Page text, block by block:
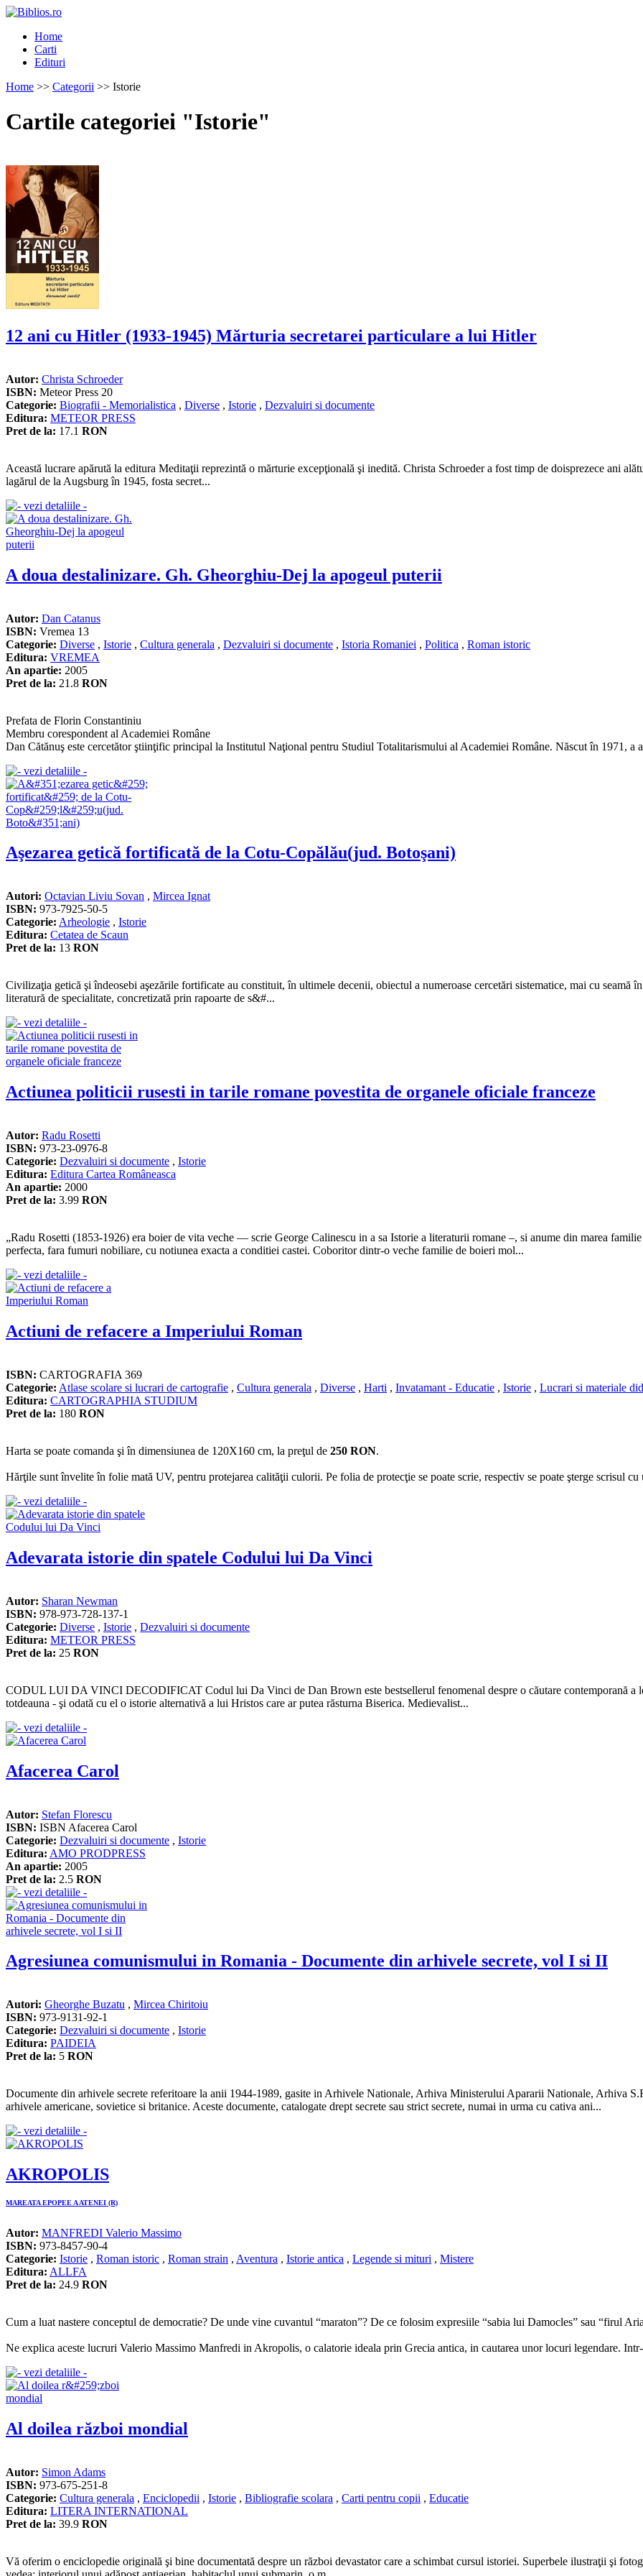
Home
Carti
Edituri
Home >> Categorii >> Istorie
Cartile categoriei "Istorie"
12 ani cu Hitler (1933-1945) Mărturia secretarei particulare a lui Hitler
Autor: Christa Schroeder
ISBN: Meteor Press 20
Categorie: Biografii - Memorialistica , Diverse , Istorie , Dezvaluiri si documente
Editura: METEOR PRESS
Pret de la: 17.1 RON
Această lucrare apărută la editura Meditaţii reprezintă o mărturie excepţională şi inedită. Christa Schroeder a fost timp de doisprezece ani
lagărul de la Augsburg în 1945, fosta secret...
A doua destalinizare. Gh. Gheorghiu-Dej la apogeul puterii
Autor: Dan Catanus
ISBN: Vremea 13
Categorie: Diverse , Istorie , Cultura generala , Dezvaluiri si documente , Istoria Romaniei , Politica , Roman istoric
Editura: VREMEA
An apartie: 2005
Pret de la: 21.8 RON
Prefata de Florin Constantiniu
Membru corespondent al Academiei Române
Dan Cătănuş este cercetător ştiinţific principal la Institutul Naţional pentru Studiul Totalitarismului al Academiei Române. Născut în 1971, a
Aşezarea getică fortificată de la Cotu-Copălău(jud. Botoşani)
Autori: Octavian Liviu Sovan , Mircea Ignat
ISBN: 973-7925-50-5
Categorie: Arheologie , Istorie
Editura: Cetatea de Scaun
Pret de la: 13 RON
Civilizaţia getică şi îndeosebi aşezările fortificate au constituit, în ultimele decenii, obiectul a numeroase cercetări sistematice, mai cu seamă
literatură de specialitate, concretizată prin rapoarte de s&#...
Actiunea politicii rusesti in tarile romane povestita de organele oficiale franceze
Autor: Radu Rosetti
ISBN: 973-23-0976-8
Categorie: Dezvaluiri si documente , Istorie
Editura: Editura Cartea Româneasca
An apartie: 2000
Pret de la: 3.99 RON
„Radu Rosetti (1853-1926) era boier de vita veche — scrie George Calinescu in a sa Istorie a literaturii romane –, si anume din marea
perfecta, fara fumuri nobiliare, cu notiunea exacta a conditiei castei. Coboritor dintr-o veche familie de boieri mol...
Actiuni de refacere a Imperiului Roman
ISBN: CARTOGRAFIA 369
Categorie: Atlase scolare si lucrari de cartografie , Cultura generala , Diverse , Harti , Invatamant - Educatie , Istorie , Lucrari si materiale
Editura: CARTOGRAPHIA STUDIUM
Pret de la: 180 RON
Harta se poate comanda şi în dimensiunea de 120X160 cm, la preţul de 250 RON.
Hărţile sunt învelite în folie mată UV, pentru protejarea calităţii culorii. Pe folia de protecţie se poate scrie, respectiv se poate şterge scrisul
Adevarata istorie din spatele Codului lui Da Vinci
Autor: Sharan Newman
ISBN: 978-973-728-137-1
Categorie: Diverse , Istorie , Dezvaluiri si documente
Editura: METEOR PRESS
Pret de la: 25 RON
CODUL LUI DA VINCI DECODIFICAT Codul lui Da Vinci de Dan Brown este bestsellerul fenomenal despre o căutare contemporană a
totdeauna - şi odată cu el o istorie alternativă a lui Hristos care ar putea răsturna Biserica. Medievalist...
Afacerea Carol
Autor: Stefan Florescu
ISBN: ISBN Afacerea Carol
Categorie: Dezvaluiri si documente , Istorie
Editura: AMO PRODPRESS
An apartie: 2005
Pret de la: 2.5 RON
Agresiunea comunismului in Romania - Documente din arhivele secrete, vol I si II
Autori: Gheorghe Buzatu , Mircea Chiritoiu
ISBN: 973-9131-92-1
Categorie: Dezvaluiri si documente , Istorie
Editura: PAIDEIA
Pret de la: 5 RON
Documente din arhivele secrete referitoare la anii 1944-1989, gasite in Arhivele Nationale, Arhiva Ministerului Apararii Nationale, Arhiva
arhivele americane, sovietice si britanice. Aceste documente, catalogate drept secrete sau strict secrete, numai in urma cu cativa ani...
AKROPOLIS
MAREATA EPOPEE A ATENEI (R)
Autor: MANFREDI Valerio Massimo
ISBN: 973-8457-90-4
Categorie: Istorie , Roman istoric , Roman strain , Aventura , Istorie antica , Legende si mituri , Mistere
Editura: ALLFA
Pret de la: 24.9 RON
Cum a luat nastere conceptul de democratie? De unde vine cuvantul “maraton”? De ce folosim expresiile “sabia lui Damocles” sau “firul
Ne explica aceste lucruri Valerio Massimo Manfredi in Akropolis, o calatorie ideala prin Grecia antica, in cautarea unor locuri legendare.
Al doilea război mondial
Autor: Simon Adams
ISBN: 973-675-251-8
Categorie: Cultura generala , Enciclopedii , Istorie , Bibliografie scolara , Carti pentru copii , Educatie
Editura: LITERA INTERNATIONAL
Pret de la: 39.9 RON
Vă oferim o enciclopedie originală şi bine documentată despre un război devastator care a schimbat cursul istoriei. Superbele ilustraţii şi